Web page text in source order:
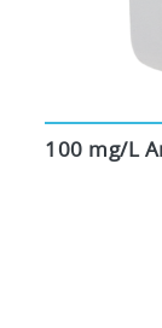
100 mg/L